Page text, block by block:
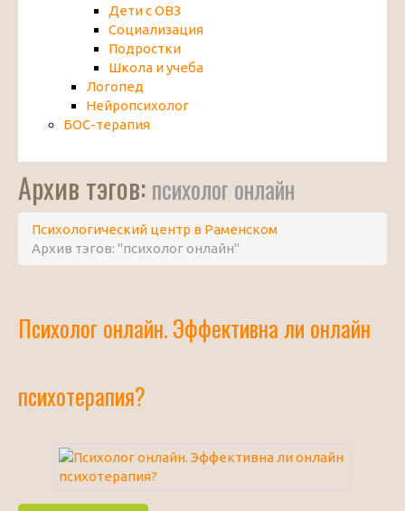
Дети с ОВЗ
Социализация
Подростки
Школа и учеба
Логопед
Нейропсихолог
БОС-терапия
Архив тэгов: психолог онлайн
Психологический центр в Раменском
Архив тэгов: "психолог онлайн"
Психолог онлайн. Эффективна ли онлайн
психотерапия?